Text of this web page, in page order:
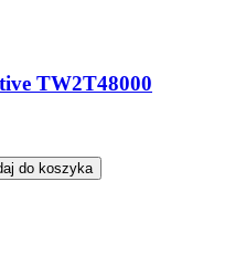
TW2T48000
do koszyka